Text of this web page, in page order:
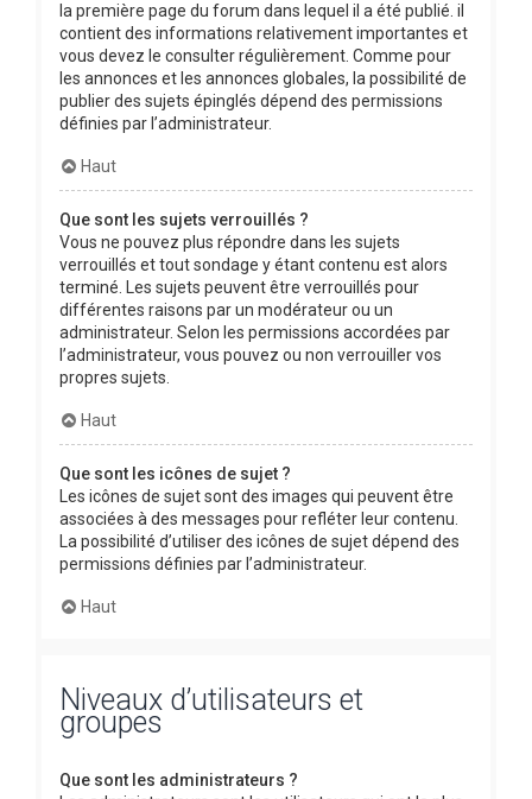
la première page du forum dans lequel il a été publié. il
contient des informations relativement importantes et
vous devez le consulter régulièrement. Comme pour
les annonces et les annonces globales, la possibilité de
publier des sujets épinglés dépend des permissions
définies par l’administrateur.
Haut
Que sont les sujets verrouillés ?
Vous ne pouvez plus répondre dans les sujets
verrouillés et tout sondage y étant contenu est alors
terminé. Les sujets peuvent être verrouillés pour
différentes raisons par un modérateur ou un
administrateur. Selon les permissions accordées par
l’administrateur, vous pouvez ou non verrouiller vos
propres sujets.
Haut
Que sont les icônes de sujet ?
Les icônes de sujet sont des images qui peuvent être
associées à des messages pour refléter leur contenu.
La possibilité d’utiliser des icônes de sujet dépend des
permissions définies par l’administrateur.
Haut
Niveaux d’utilisateurs et
groupes
Que sont les administrateurs ?